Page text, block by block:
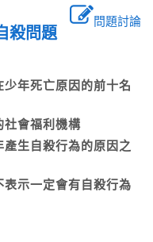
問題討論
殺問題
年死亡原因的前十名
社會福利機構
生自殺行為的原因之
示一定會有自殺行為